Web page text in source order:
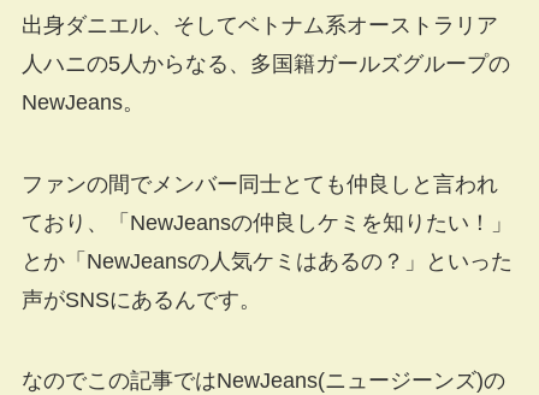
出身ダニエル、そしてベトナム系オーストラリア
人ハニの5人からなる、多国籍ガールズグループの
NewJeans。
ファンの間でメンバー同士とても仲良しと言われ
ており、「NewJeansの仲良しケミを知りたい！」
とか「NewJeansの人気ケミはあるの？」といった
声がSNSにあるんです。
なのでこの記事ではNewJeans(ニュージーンズ)の